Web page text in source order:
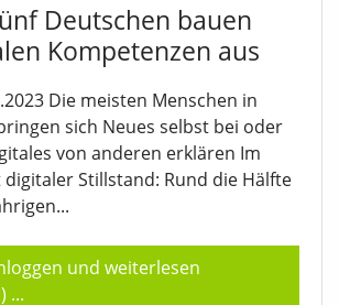
Deutschen bauen
Kompetenzen aus
Die meisten Menschen in
sich Neues selbst bei oder
von anderen erklären Im
Stillstand: Rund die Hälfte
und weiterlesen
...